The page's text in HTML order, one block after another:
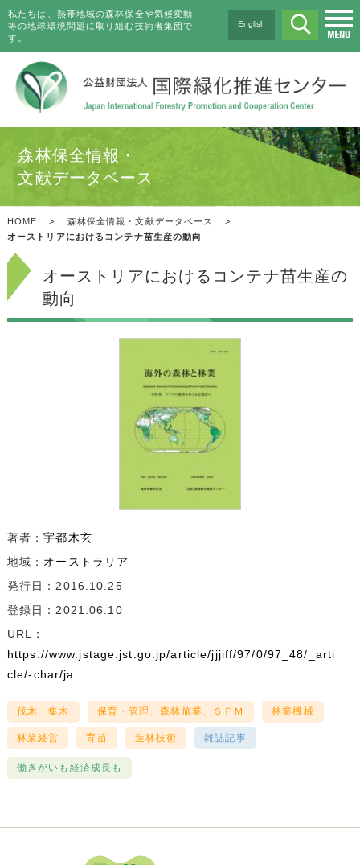
私たちは、熱帯地域の森林保全や気候変動
等の地球環境問題に取り組む技術者集団で
す。
English
森林保全情報・
文献データベース
HOME > 森林保全情報・文献データベース
>
オーストリアにおけるコンテナ苗生産の動向
オーストリアにおけるコンテナ苗生産の
動向
著者：宇都木玄
地域： オーストラリア
発行日：2016.10.25
登録日：2021.06.10
URL：
https://www.jstage.jst.go.jp/article/jjjiff/97/0/97_48/_arti
cle/-char/ja
伐木・集木 保育・管理、森林施業、ＳＦＭ 林業機械
林業経営 育苗 造林技術 雑誌記事
働きがいも経済成長も